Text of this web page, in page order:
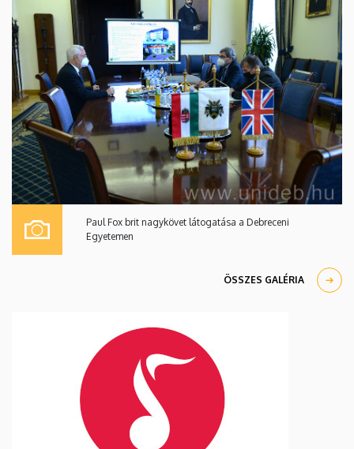
Paul Fox brit nagykövet látogatása a Debreceni
Egyetemen
ÖSSZES GALÉRIA